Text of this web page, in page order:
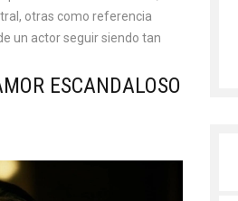
otras como referencia
un actor seguir siendo tan
ESCANDALOSO